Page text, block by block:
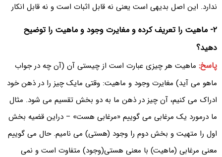
ندارد. این اصل بدیهی است یعنی نه قابل اثبات است و نه قابل انکار
۲- ماهیت را تعریف کرده و مغایرت وجود و ماهیت را توضیح
دهید؟
پاسخ: ماهیت هر چیزی عبارت است از چیستی آن (آن چه در جواب
ماهو می آید) مغایرت وجود و ماهیت: وقتی مایک چیز را در ذهن خود
ادراک می کنیم، آن چیز در ذهن ما به دو بخش تقسیم می شود. مثال
ما درمورد یک مرغابی می گوییم «مرغابی هست» – دراین قضیه بخش
اول را متهیت و بخش دوم را وجود (هستی) می نامیم. حال می گوییم
معنی مرغابی (ماهیت) با معنی هستی(وجود) متفاوت است و نمی